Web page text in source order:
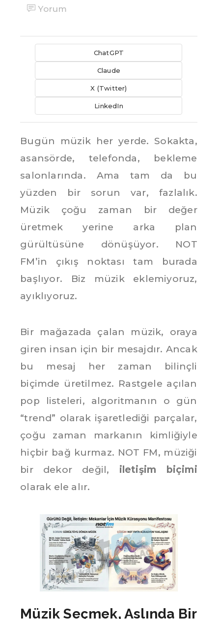
Yorum
ChatGPT
Claude
X (Twitter)
LinkedIn
Bugün müzik her yerde. Sokakta,
asansörde, telefonda, bekleme
salonlarında. Ama tam da bu
yüzden bir sorun var, fazlalık.
Müzik çoğu zaman bir değer
üretmek yerine arka plan
gürültüsüne dönüşüyor. NOT
FM’in çıkış noktası tam burada
başlıyor. Biz müzik eklemiyoruz,
ayıklıyoruz.
Bir mağazada çalan müzik, oraya
giren insan için bir mesajdır. Ancak
bu mesaj her zaman bilinçli
biçimde üretilmez. Rastgele açılan
pop listeleri, algoritmanın o gün
“trend” olarak işaretlediği parçalar,
çoğu zaman markanın kimliğiyle
hiçbir bağ kurmaz. NOT FM, müziği
bir dekor değil, iletişim biçimi
olarak ele alır.
Müzik Seçmek, Aslında Bir